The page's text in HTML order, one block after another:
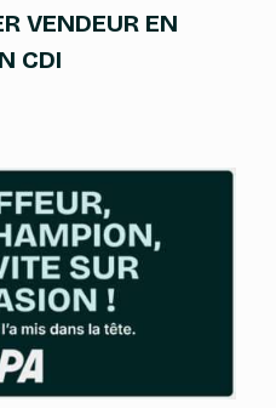
VENDEUR EN
CDI